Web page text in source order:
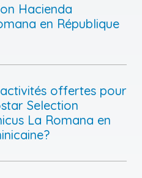
Hacienda
en République
offertes pour
Selection
La Romana en